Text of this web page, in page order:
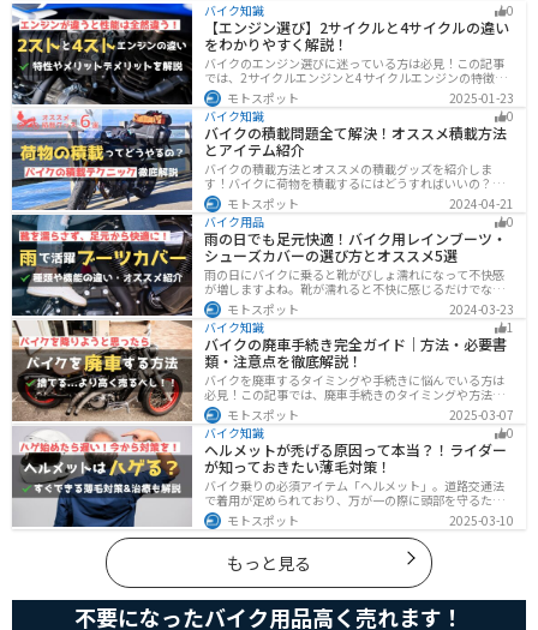
バイク知識 0
【エンジン選び】2サイクルと4サイクルの違い
をわかりやすく解説！
バイクのエンジン選びに迷っている方は必見！この記事
では、2サイクルエンジンと4サイクルエンジンの特徴や
メリット、選び方を解説しています。実は、4サイクルエ
ンジンは燃費が良く経済的で扱いやすいため、初心者の
方にはおすすめです。記事を読めば、最適なエンジン選
びのヒントが得られます。
モトスポット
2025-01-23
バイク知識
0
バイクの積載問題全て解決！オススメ積載方法
とアイテム紹介
バイクの積載方法とオススメの積載グッズを紹介しま
す！バイクに荷物を積載するにはどうすればいいの？と
いう疑問はこれで解決！通勤や日帰りツーリング、キャ
ンプツーリングなど用途別にオススメの積載方法を解説
します！オススメの積載アイテムも紹介するので、バイ
クの積載に悩んでいる方は参考にしてください。
モトスポット
2024-04-21
バイク用品
0
雨の日でも足元快適！バイク用レインブーツ・
シューズカバーの選び方とオススメ5選
雨の日にバイクに乗ると靴がびしょ濡れになって不快感
が増しますよね。靴が濡れると不快に感じるだけでなく
操作性にも影響が出るので事故の原因にもなります。ブ
ーツカバーを使うことで靴を雨や汚れから防ぐことがで
きます。防風効果もあるので寒さ対策にもなります。
モトスポット
2024-03-23
バイク知識
1
バイクの廃車手続き完全ガイド｜方法・必要書
類・注意点を徹底解説！
バイクを廃車するタイミングや手続きに悩んでいる方は
必見！この記事では、廃車手続きのタイミングや方法、
流れを解説しています。実は、手続きの注意点や業者に
依頼する際のポイントがあります。記事を読めば、バイ
クの廃車手続きがスムーズに行えるでしょう。
モトスポット
2025-03-07
バイク知識
0
ヘルメットが禿げる原因って本当？！ライダー
が知っておきたい薄毛対策！
バイク乗りの必須アイテム「ヘルメット」。道路交通法
で着用が定められており、万が一の際に頭部を守るため
に被るものです。しかし、「ヘルメットが原因で禿げた
らどうしよう」と心配しているライダーもいるのではな
いでしょうか。ライダーヘルメットが禿げる原因になる
って本当かな・・・ライダーバイクには乗りたいけど抜
け毛が増えたら困る！ライダーツーリング後に髪のボリ
ュームが減った気がするけど、蒸れは禿げる原因にな
る？今回はこのような疑問、お悩みにお答えしていきま
す。薄毛が気になるライダーの方はぜひ最後までご覧く
モトスポット 2025-03-10
もっと見る
不要になったバイク用品高く売れます！